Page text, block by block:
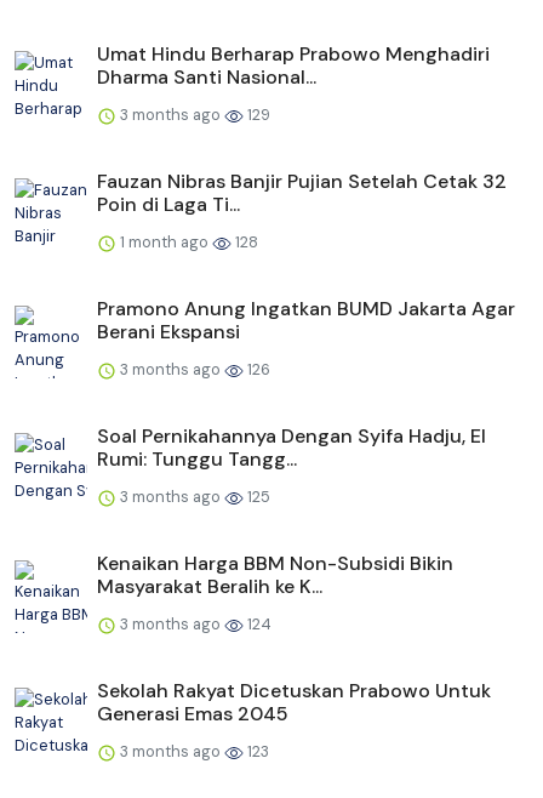
Umat Hindu Berharap Prabowo Menghadiri
Dharma Santi Nasional...
3 months ago 129
Fauzan Nibras Banjir Pujian Setelah Cetak 32
Poin di Laga Ti...
1 month ago 128
Pramono Anung Ingatkan BUMD Jakarta Agar
Berani Ekspansi
3 months ago 126
Soal Pernikahannya Dengan Syifa Hadju, El
Rumi: Tunggu Tangg...
3 months ago 125
Kenaikan Harga BBM Non-Subsidi Bikin
Masyarakat Beralih ke K...
3 months ago 124
Sekolah Rakyat Dicetuskan Prabowo Untuk
Generasi Emas 2045
3 months ago 123